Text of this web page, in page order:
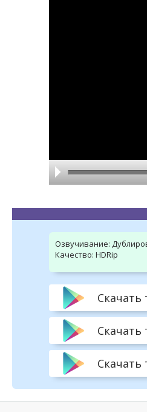
Озвучивание:
Качество: HDRip
Скачать
Скачать
Скачать